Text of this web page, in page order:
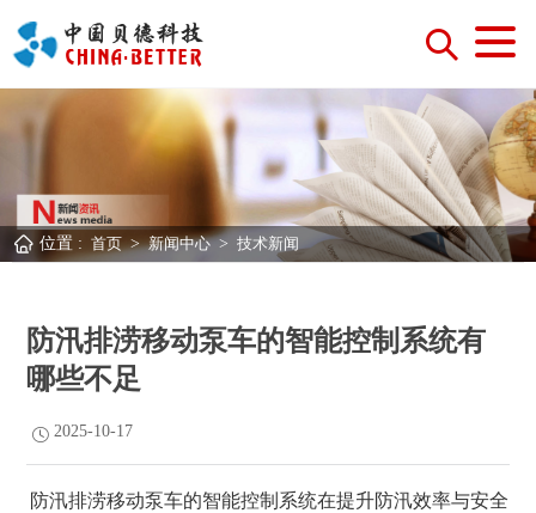
位置 : 首页 > 新闻中心 > 技术新闻
防汛排涝移动泵车的智能控制系统有
哪些不足
2025-10-17
防汛排涝移动泵车的智能控制系统在提升防汛效率与安全